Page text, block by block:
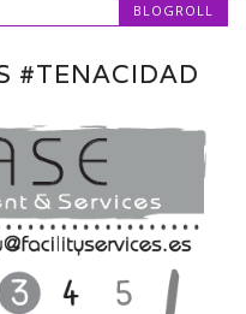
BLOGROLL
#TENACIDAD